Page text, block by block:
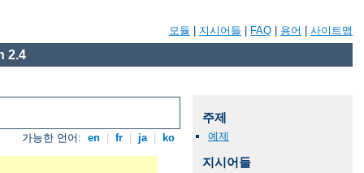
모듈 지시어들 FAQ 용어 사이트맵
2.4
가능한 언어: en fr ja ko
주제
예제
지시어들